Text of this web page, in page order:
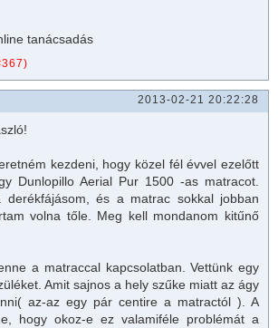
tanácsadás
2013-02-21 20:22:28
!
kezdeni, hogy közel fél évvel ezelőtt
Dunlopillo Aerial Pur 1500 -as matracot.
derékfájásom, és a matrac sokkal jobban
volna tőle. Meg kell mondanom kitűnő
a matraccal kapcsolatban. Vettünk egy
Amit sajnos a hely szűke miatt az ágy
az-az egy pár centire a matractól ). A
hogy okoz-e ez valamiféle problémát a